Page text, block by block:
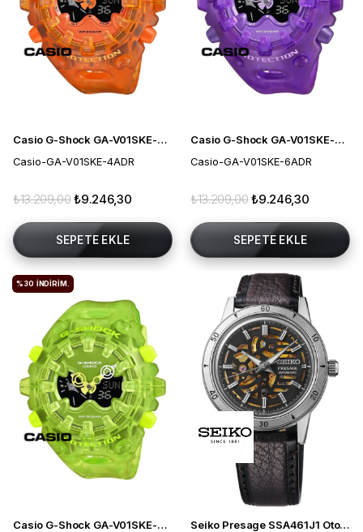
Casio G-Shock GA-V01SKE-4ADR Erkek Kol Saati
Casio-GA-V01SKE-4ADR
₺9.246,30
₺13.209,00
SEPETE EKLE
Casio G-Shock GA-V01SKE-6ADR Erkek Kol Saati
Casio-GA-V01SKE-6ADR
₺9.246,30
₺13.209,00
SEPETE EKLE
Casio G-Shock GA-V01SKE-3ADR Erkek Kol Saati
%30 İNDIRIM.
Seiko Presage SSA461J1 Otomatik Erkek Kol Saati